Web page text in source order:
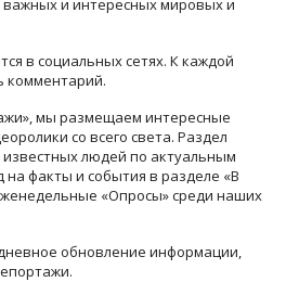
и интересных мировых и
в социальных сетях. К каждой
комментарий.
мы размещаем интересные
со всего света. Раздел
людей по актуальным
на факты и события в разделе «В
«Опросы» среди наших
обновление информации,